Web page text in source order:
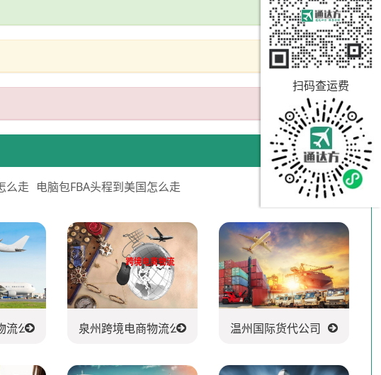
么走 电脑包FBA头程到美国怎么走
公司 泉州跨境电商物流公司 温州国际货代公司
扫码查运费